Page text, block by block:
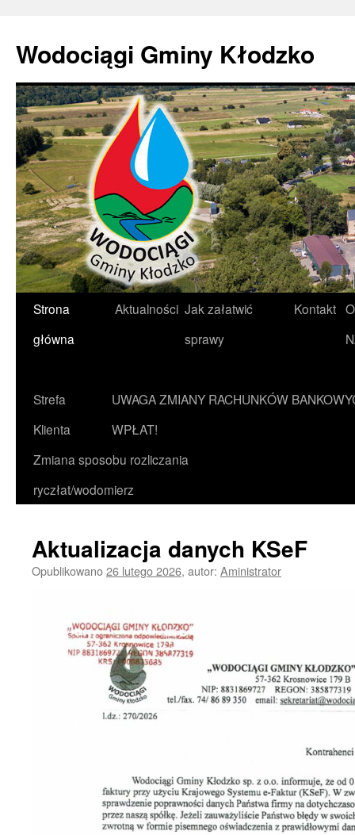
Wodociągi Gminy Kłodzko
Przeskocz
do
Strona
główna
Aktualności Jak załatwić
sprawy
Kontakt O
Strefa
Klienta
UWAGA ZMIANY RACHUNKÓW
WPŁAT!
Zmiana sposobu rozliczania
ryczłat/wodomierz
Aktualizacja danych KSeF
Opublikowano26 lutego 2026, autor: Aministrator